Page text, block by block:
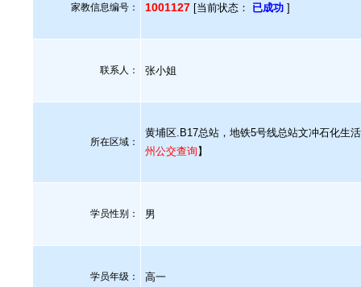
家教信息编号： 1001127 [当前状态： 已成功 ]
联系人： 张小姐
所在区域：
黄埔区.B17总站，地铁5号线总站文冲石化生
州公交查询 】
学员性别： 男
学员年级： 高一